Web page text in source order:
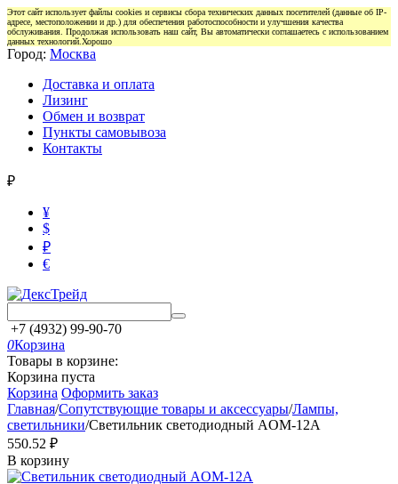
Этот сайт использует файлы cookies и сервисы сбора технических данных посетителей (данные об IP-
адресе, местоположении и др.) для обеспечения работоспособности и улучшения качества
обслуживания. Продолжая использовать наш сайт, Вы автоматически соглашаетесь с использованием
данных технологий. Хорошо
Город: Москва
Доставка и оплата
Лизинг
Обмен и возврат
Пункты самовывоза
Контакты
₽
¥
$
₽
€
+7 (4932) 99-90-70
0Корзина
Товары в корзине:
Корзина пуста
Корзина Оформить заказ
Главная/Сопутствующие товары и аксессуары/Лампы,
светильники/Светильник светодиодный AOM-12A
550.52 ₽
В корзину